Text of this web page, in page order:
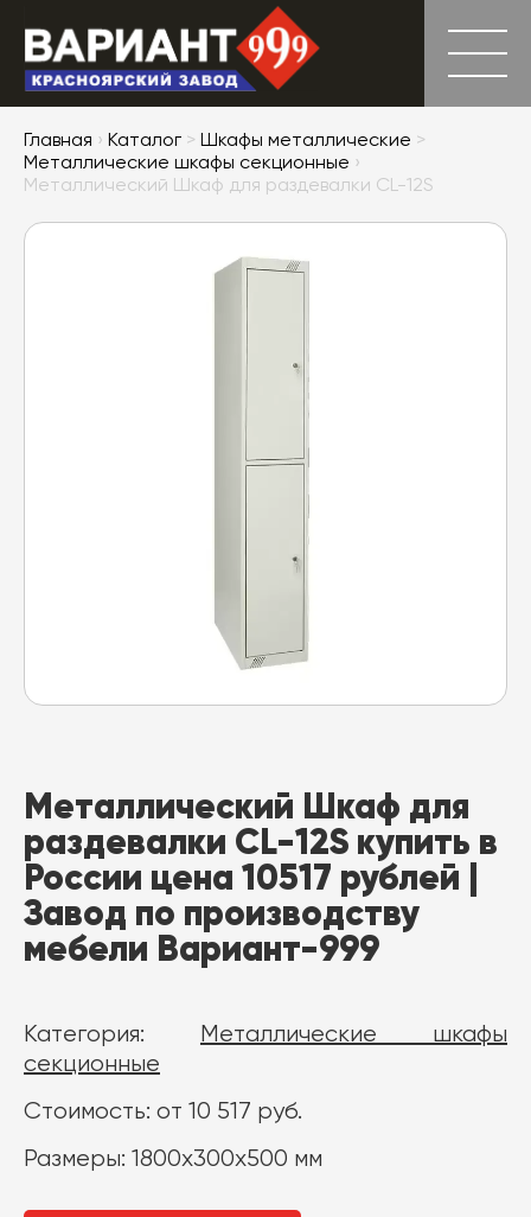
Главная › Каталог > Шкафы металлические >
Металлические шкафы секционные ›
Металлический Шкаф для раздевалки CL-12S
Металлический Шкаф для
раздевалки CL-12S купить в
России цена 10517 рублей |
Завод по производству
мебели Вариант-999
Категория:
Металлические шкафы
секционные
Стоимость: от 10 517 руб.
Размеры: 1800х300х500 мм